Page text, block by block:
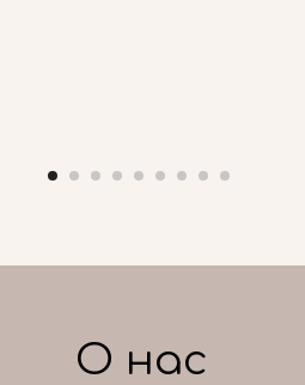
О нас